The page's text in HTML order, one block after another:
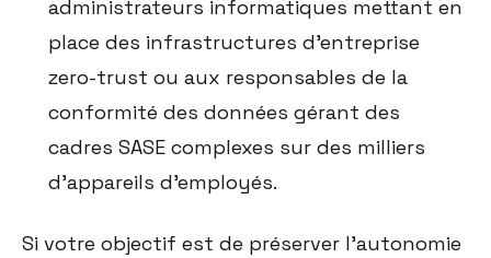
administrateurs informatiques mettant en
place des infrastructures d'entreprise
zero-trust ou aux responsables de la
conformité des données gérant des
cadres SASE complexes sur des milliers
d'appareils d'employés.
Si votre objectif est de préserver l'autonomie